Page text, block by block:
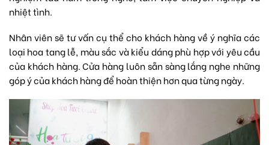
nhiệt tình.
Nhân viên sẽ tư vấn cụ thể cho khách hàng về ý nghĩa các
loại hoa tang lễ, màu sắc và kiểu dáng phù hợp với yêu cầu
của khách hàng. Cửa hàng luôn sẵn sàng lắng nghe những
góp ý của khách hàng để hoàn thiện hơn qua từng ngày.